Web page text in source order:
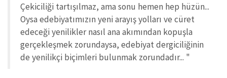
Çekiciliği tartışılmaz, ama sonu hemen hep hüzün...
Oysa edebiyatımızın yeni arayış yolları ve cüret
edeceği yenilikler nasıl ana akımından kopuşla
gerçekleşmek zorundaysa, edebiyat dergiciliğinin
de yenilikçi biçimleri bulunmak zorundadır... "